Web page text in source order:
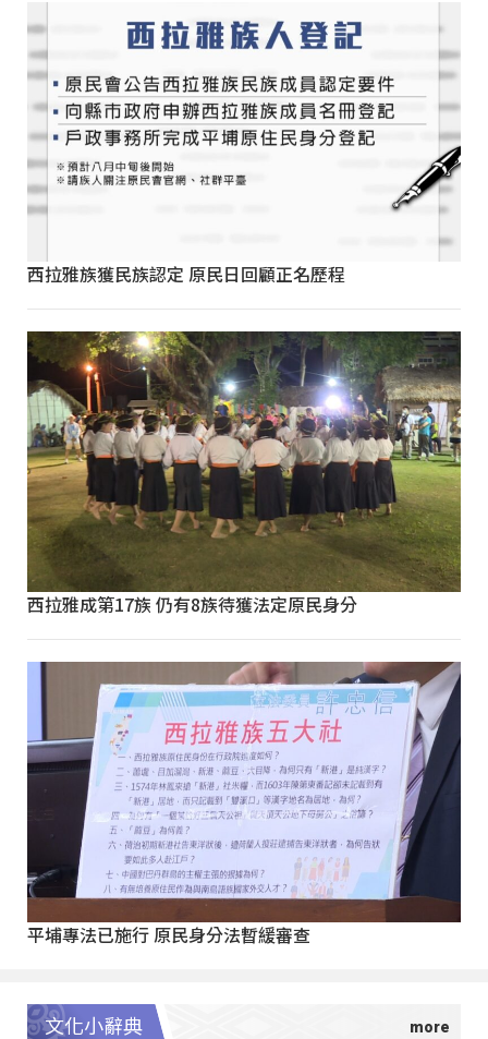
西拉雅族獲民族認定 原民日回顧正名歷程
西拉雅成第17族 仍有8族待獲法定原民身分
平埔專法已施行 原民身分法暫緩審查
文化小辭典